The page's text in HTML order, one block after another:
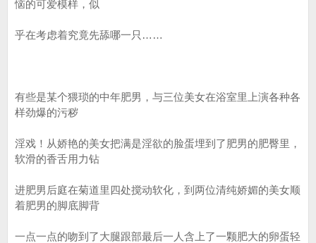
恼的可爱模样，似
乎在考虑着究竟先舔哪一只……
有些是某个猥琐的中年肥男，与三位美女在浴室里上演各种各
样劲爆的污秽
淫戏！从娇艳的美女把满是淫欲的脸蛋埋到了肥男的肥臀里，
软滑的香舌用力钻
进肥男后庭在菊道里四处搅动软化，到两位清纯娇媚的美女顺
着肥男的脚底脚背
一点一点的吻到了大腿跟部最后一人含上了一颗肥大的卵蛋轻